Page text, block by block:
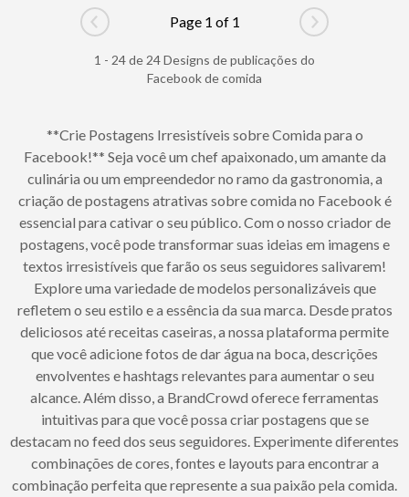
Go to previous page
Page 1 of 1
Go to next
1 - 24 de 24 Designs de publicações do
Facebook de comida
**Crie Postagens Irresistíveis sobre Comida para o
Facebook!** Seja você um chef apaixonado, um amante da
culinária ou um empreendedor no ramo da gastronomia, a
criação de postagens atrativas sobre comida no Facebook é
essencial para cativar o seu público. Com o nosso criador de
postagens, você pode transformar suas ideias em imagens e
textos irresistíveis que farão os seus seguidores salivarem!
Explore uma variedade de modelos personalizáveis que
refletem o seu estilo e a essência da sua marca. Desde pratos
deliciosos até receitas caseiras, a nossa plataforma permite
que você adicione fotos de dar água na boca, descrições
envolventes e hashtags relevantes para aumentar o seu
alcance. Além disso, a BrandCrowd oferece ferramentas
intuitivas para que você possa criar postagens que se
destacam no feed dos seus seguidores. Experimente diferentes
combinações de cores, fontes e layouts para encontrar a
combinação perfeita que represente a sua paixão pela comida.